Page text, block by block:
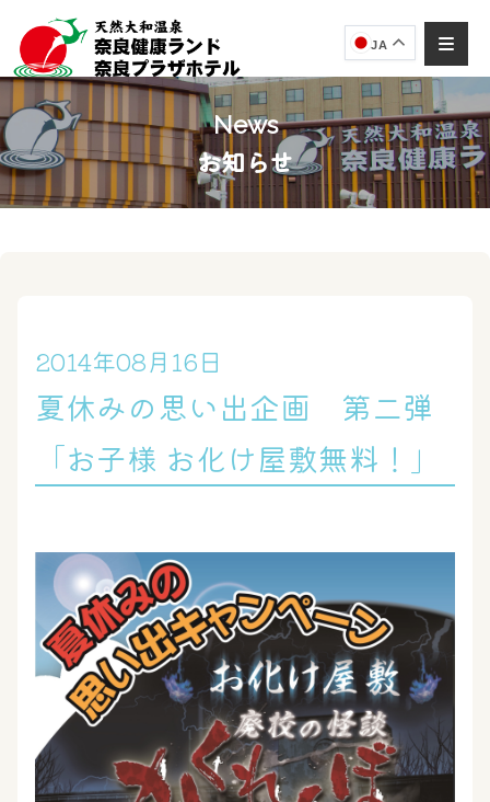
JA
News
お知らせ
2014年08月16日
夏休みの思い出企画 第二弾
「お子様 お化け屋敷無料！」
奈良健康ランド
AIコンシェルジュ